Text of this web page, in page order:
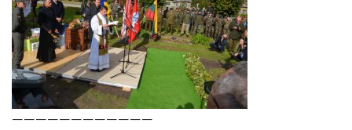
————————————